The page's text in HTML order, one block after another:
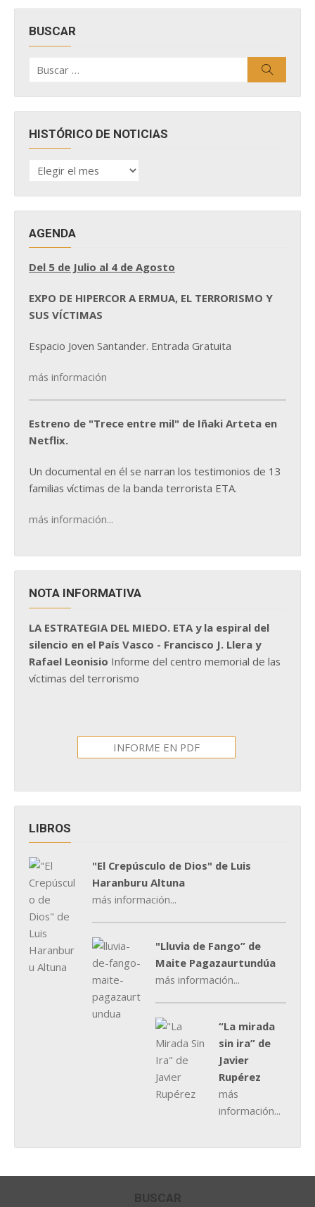
BUSCAR
por:
HISTÓRICO DE NOTICIAS
HISTÓRICO
DE
AGENDA
Del 5 de Julio al 4 de Agosto
EXPO DE HIPERCOR A ERMUA, EL TERRORISMO Y
SUS VÍCTIMAS
Espacio Joven Santander. Entrada Gratuita
más información
Estreno de "Trece entre mil" de Iñaki Arteta en
Netflix.
Un documental en él se narran los testimonios de 13
familias víctimas de la banda terrorista ETA.
más información...
NOTA INFORMATIVA
LA ESTRATEGIA DEL MIEDO. ETA y la espiral del
silencio en el País Vasco - Francisco J. Llera y
Rafael Leonisio Informe del centro memorial de las
víctimas del terrorismo
INFORME EN PDF
LIBROS
"El Crepúsculo de Dios" de Luis
Haranburu Altuna
más información...
"Lluvia de Fango” de
Maite Pagazaurtundúa
más información...
“La mirada
sin ira” de
Javier
Rupérez
más
información...
BUSCAR